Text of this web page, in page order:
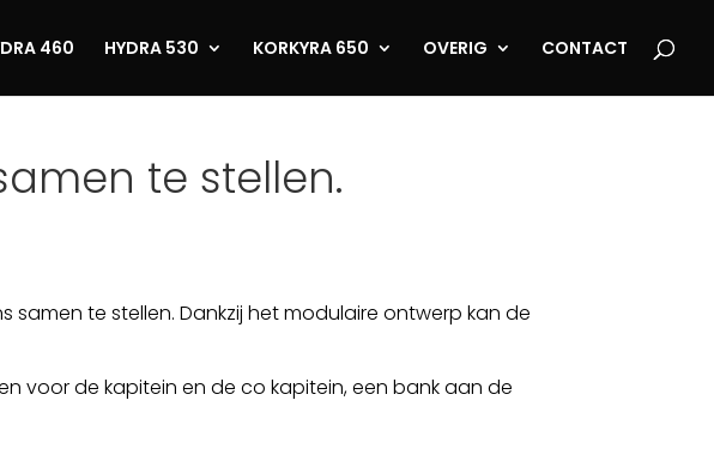
460 HYDRA 530 KORKYRA 650 OVERIG CONTACT
te stellen.
samen te stellen. Dankzij het modulaire ontwerp kan de
voor de kapitein en de co kapitein, een bank aan de